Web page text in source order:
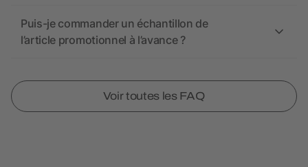
Puis-je commander un échantillon de
l’article promotionnel à l’avance ?
Voir toutes les FAQ